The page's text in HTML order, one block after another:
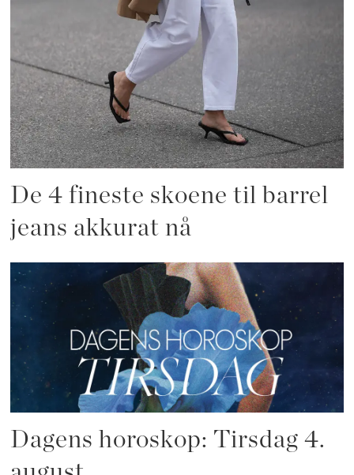
De 4 fineste skoene til barrel
jeans akkurat nå
Dagens horoskop: Tirsdag 4.